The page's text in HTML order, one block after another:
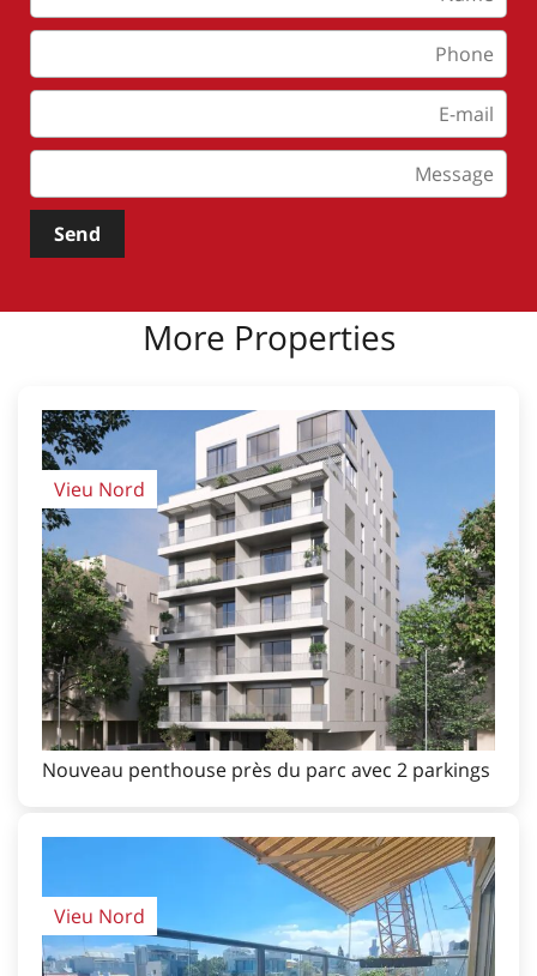
Send
More Properties
Vieu Nord
Nouveau penthouse près du parc avec 2 parkings
Vieu Nord